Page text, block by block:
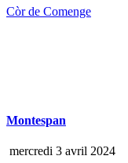
Còr de Comenge
Montespan
mercredi 3 avril 2024